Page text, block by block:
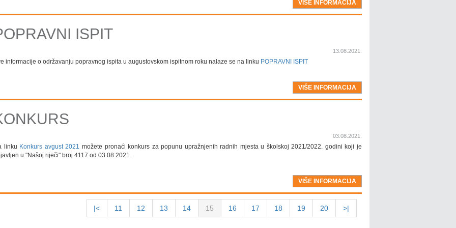
VIŠE INFORMACIJA
ISPIT
13.08.2021.
informacije o održavanju popravnog ispita u augustovskom ispitnom roku nalaze se na linku POPRAVNI ISPIT
VIŠE INFORMACIJA
03.08.2021.
linku Konkurs avgust 2021 možete pronaći konkurs za popunu upražnjenih radnih mjesta u školskoj 2021/2022. godini koji je
u "Našoj riječi" broj 4117 od 03.08.2021.
VIŠE INFORMACIJA
|< 11 12 13 14 15 16 17 18 19 20 >|